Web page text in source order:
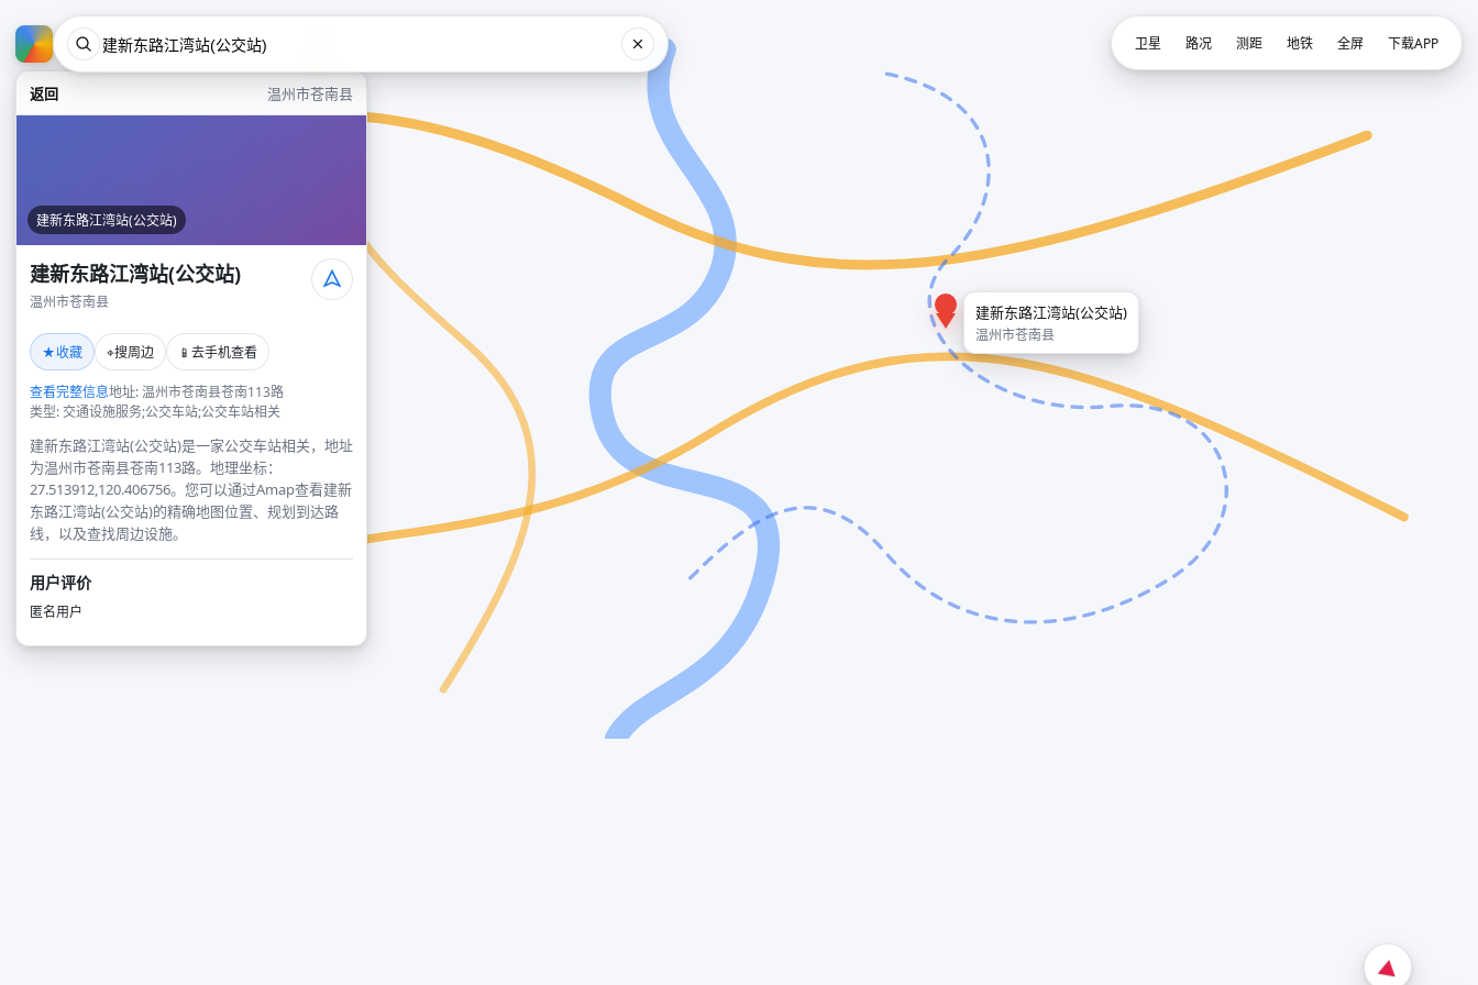
返回 温州市苍南县
建新东路江湾站(公交站)
建新东路江湾站(公交站)
温州市苍南县
★收藏 ⌖搜周边 📱 去手机查看
查看完整信息地址: 温州市苍南县苍南113路
类型: 交通设施服务;公交车站;公交车站相关
建新东路江湾站(公交站)是一家公交车站相关，地址
为温州市苍南县苍南113路。地理坐标：
27.513912,120.406756。您可以通过Amap查看建新
东路江湾站(公交站)的精确地图位置、规划到达路
线，以及查找周边设施。
用户评价
匿名用户
建新东路江湾站(公交站)
温州市苍南县
卫星 路况 测距 地铁 全屏 下载APP